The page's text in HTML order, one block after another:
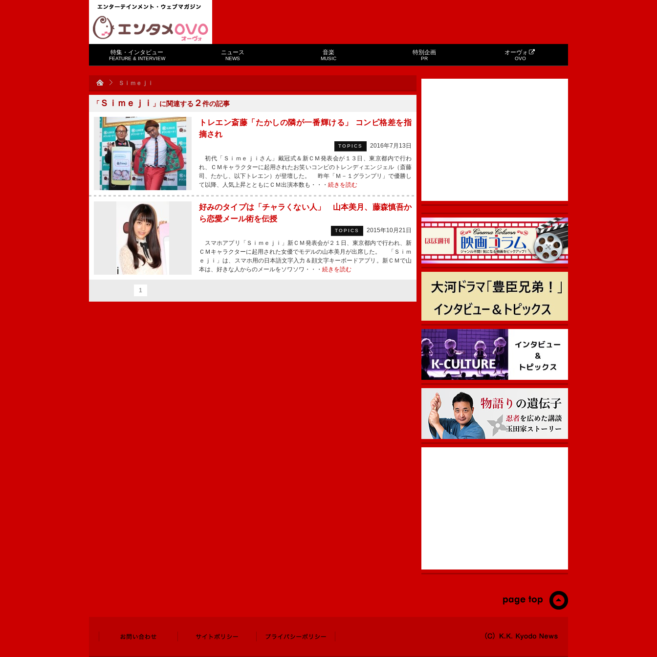
特集・インタビュー
FEATURE & INTERVIEW
ニュース
NEWS
音楽
MUSIC
特別企画
PR
オーヴォ
OVO
Ｓｉｍｅｊｉ
「 Ｓｉｍｅｊｉ 」に関連する ２件の記事
トレエン斎藤「たかしの隣が一番輝ける」 コンビ格差を指
摘され
TOPICS
2016年7月13日
初代「Ｓｉｍｅｊｉさん」戴冠式＆新ＣＭ発表会が１３日、東京都内で行わ
れ、ＣＭキャラクターに起用されたお笑いコンビのトレンディエンジェル（斎藤
司、たかし、以下トレエン）が登壇した。 昨年「Ｍ－１グランプリ」で優勝し
て以降、人気上昇とともにＣＭ出演本数も・・・ 続きを読む
好みのタイプは「チャラくない人」 山本美月、藤森慎吾か
ら恋愛メール術を伝授
TOPICS
2015年10月21日
スマホアプリ「Ｓｉｍｅｊｉ」新ＣＭ発表会が２１日、東京都内で行われ、新
ＣＭキャラクターに起用された女優でモデルの山本美月が出席した。 「Ｓｉｍ
ｅｊｉ」は、スマホ用の日本語文字入力＆顔文字キーボードアプリ。新ＣＭで山
本は、好きな人からのメールをソワソワ・・・ 続きを読む
1